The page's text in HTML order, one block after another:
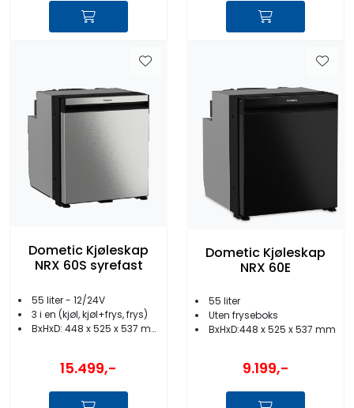
Dometic Kjøleskap
NRX 60S syrefast
55 liter - 12/24V
3 i en (kjøl, kjøl+frys, frys)
BxHxD: 448 x 525 x 537 mm
15.499,-
Dometic Kjøleskap
NRX 60E
55 liter
Uten fryseboks
BxHxD:448 x 525 x 537 mm
9.199,-